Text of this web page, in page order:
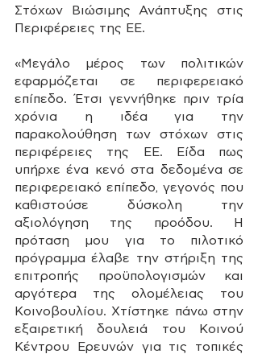
Στόχων Βιώσιμης Ανάπτυξης στις
Περιφέρειες της ΕΕ.
«Μεγάλο μέρος των πολιτικών
εφαρμόζεται σε περιφερειακό
επίπεδο. Έτσι γεννήθηκε πριν τρία
χρόνια η ιδέα για την
παρακολούθηση των στόχων στις
περιφέρειες της ΕΕ. Είδα πως
υπήρχε ένα κενό στα δεδομένα σε
περιφερειακό επίπεδο, γεγονός που
καθιστούσε δύσκολη την
αξιολόγηση της προόδου. Η
πρόταση μου για το πιλοτικό
πρόγραμμα έλαβε την στήριξη της
επιτροπής προϋπολογισμών και
αργότερα της ολομέλειας του
Κοινοβουλίου. Χτίστηκε πάνω στην
εξαιρετική δουλειά του Κοινού
Κέντρου Ερευνών για τις τοπικές